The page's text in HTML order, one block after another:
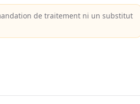
de traitement ni un substitut